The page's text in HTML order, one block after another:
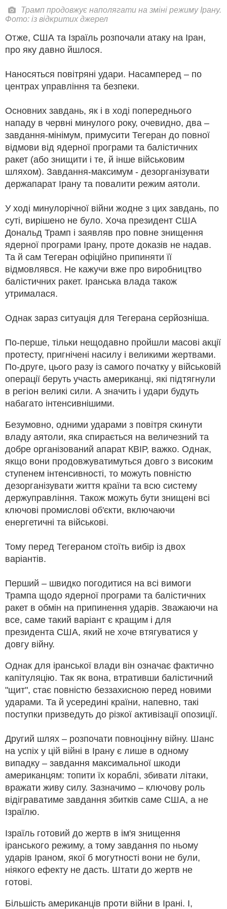
Трамп продовжує наполягати на зміні режиму Ірану.
Фото: із відкритих джерел
Отже, США та Ізраїль розпочали атаку на Іран,
про яку давно йшлося.
Наносяться повітряні удари. Насамперед – по
центрах управління та безпеки.
Основних завдань, як і в ході попереднього
нападу в червні минулого року, очевидно, два –
завдання-мінімум, примусити Тегеран до повної
відмови від ядерної програми та балістичних
ракет (або знищити і те, й інше військовим
шляхом). Завдання-максимум - дезорганізувати
держапарат Ірану та повалити режим аятоли.
У ході минулорічної війни жодне з цих завдань, по
суті, вирішено не було. Хоча президент США
Дональд Трамп і заявляв про повне знищення
ядерної програми Ірану, проте доказів не надав.
Та й сам Тегеран офіційно припиняти її
відмовлявся. Не кажучи вже про виробництво
балістичних ракет. Іранська влада також
утрималася.
Однак зараз ситуація для Тегерана серйозніша.
По-перше, тільки нещодавно пройшли масові акції
протесту, пригнічені насилу і великими жертвами.
По-друге, цього разу із самого початку у військовій
операції беруть участь американці, які підтягнули
в регіон великі сили. А значить і удари будуть
набагато інтенсивнішими.
Безумовно, одними ударами з повітря скинути
владу аятоли, яка спирається на величезний та
добре організований апарат КВІР, важко. Однак,
якщо вони продовжуватимуться довго з високим
ступенем інтенсивності, то можуть повністю
дезорганізувати життя країни та всю систему
держуправління. Також можуть бути знищені всі
ключові промислові об'єкти, включаючи
енергетичні та військові.
Тому перед Тегераном стоїть вибір із двох
варіантів.
Перший – швидко погодитися на всі вимоги
Трампа щодо ядерної програми та балістичних
ракет в обмін на припинення ударів. Зважаючи на
все, саме такий варіант є кращим і для
президента США, який не хоче втягуватися у
довгу війну.
Однак для іранської влади він означає фактично
капітуляцію. Так як вона, втративши балістичний
"щит", стає повністю беззахисною перед новими
ударами. Та й усередині країни, напевно, такі
поступки призведуть до різкої активізації опозиції.
Другий шлях – розпочати повноцінну війну. Шанс
на успіх у цій війні в Ірану є лише в одному
випадку – завдання максимальної шкоди
американцям: топити їх кораблі, збивати літаки,
вражати живу силу. Зазначимо – ключову роль
відіграватиме завдання збитків саме США, а не
Ізраїлю.
Ізраїль готовий до жертв в ім'я знищення
іранського режиму, а тому завдання по ньому
ударів Іраном, якої б могутності вони не були,
ніякого ефекту не дасть. Штати до жертв не
готові.
Більшість американців проти війни в Ірані. І,